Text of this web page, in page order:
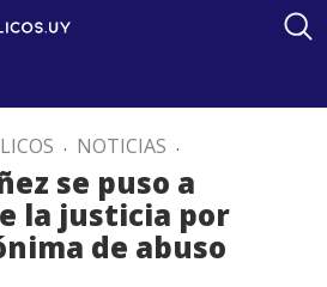
. NOTICIAS .
se puso a
la justicia por
de abuso